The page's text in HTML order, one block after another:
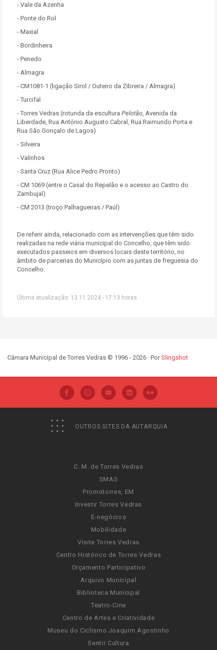
- Vale da Azenha
- Ponte do Rol
- Maxial
- Bordinheira
- Penedo
- Almagra
- CM1081-1 (ligação Sirol / Outeiro da Zibreira / Almagra)
- Turcifal
- Torres Vedras (rotunda da escultura Pelotão, Avenida da
Liberdade, Rua António Augusto Cabral, Rua Raimundo Porta e
Rua São Gonçalo de Lagos)
- Silveira
- Valinhos
- Santa Cruz (Rua Alice Pedro Pronto)
- CM 1069 (entre o Casal do Repelão e o acesso ao Castro do
Zambujal)
- CM 2013 (troço Palhagueiras / Paúl)
De referir ainda, relacionado com as intervenções que têm sido
realizadas na rede viária municipal do Concelho, que têm sido
executados passeios em diversos locais deste território, no
âmbito de parcerias do Município com as juntas de freguesia do
Concelho.
Última atualização: 13.11.2024 - 17:13 horas
Câmara Municipal de Torres Vedras © 1996 - 2026 · PorSlingshot
OUTROS SITES DA AUTARQUIA
C. M. de Torres Vedras
SMAS
Promotorres, EM
Investir Torres Vedras
E-negócios
Mobilidade
Visite Torres Vedras
Centro Histórico de Torres Vedras
Orçamento Participativo
Arquivo Municipal
Biblioteca Municipal
Teatro-Cine
Centro de Artes e Criatividade
Museu do Ciclismo Joaquim Agostinho
Sentir Cultura